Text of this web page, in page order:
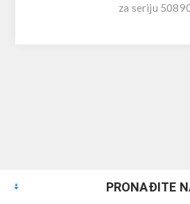
za seriju
PRONAĐITE